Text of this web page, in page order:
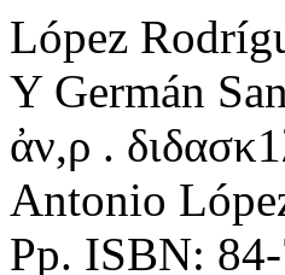
López
Y Germán
ἀν,ρ .
Antonio
Pp. ISBN: